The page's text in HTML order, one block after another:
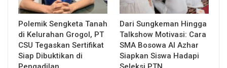
Polemik Sengketa Tanah
di Kelurahan Grogol, PT
CSU Tegaskan Sertifikat
Siap Dibuktikan di
Dari Sungkeman Hingga
Talkshow Motivasi: Cara
SMA Bosowa Al Azhar
Siapkan Siswa Hadapi